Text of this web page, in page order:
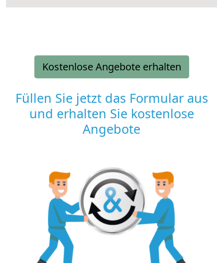
Kostenlose Angebote erhalten
Füllen Sie jetzt das Formular aus
und erhalten Sie kostenlose
Angebote